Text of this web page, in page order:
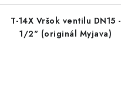
T-14X Vršok ventilu DN15 -
1/2" (originál Myjava)